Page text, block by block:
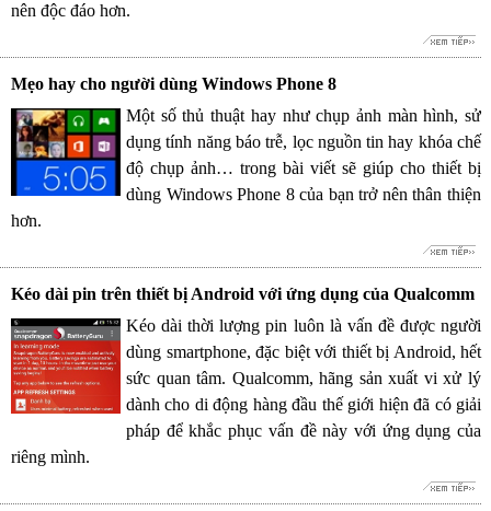
nên độc đáo hơn.
Mẹo hay cho người dùng Windows Phone 8
Một số thủ thuật hay như chụp ảnh màn hình, sử
dụng tính năng báo trễ, lọc nguồn tin hay khóa chế
độ chụp ảnh… trong bài viết sẽ giúp cho thiết bị
dùng Windows Phone 8 của bạn trở nên thân thiện
hơn.
Kéo dài pin trên thiết bị Android với ứng dụng của Qualcomm
Kéo dài thời lượng pin luôn là vấn đề được người
dùng smartphone, đặc biệt với thiết bị Android, hết
sức quan tâm. Qualcomm, hãng sản xuất vi xử lý
dành cho di động hàng đầu thế giới hiện đã có giải
pháp để khắc phục vấn đề này với ứng dụng của
riêng mình.